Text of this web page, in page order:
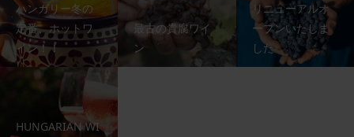
ハンガリー冬の
定番、ホットワ
イン！！
最古の貴腐ワイ
ン
リニューアルオ
ープンいたしま
した
HUNGARIAN WI